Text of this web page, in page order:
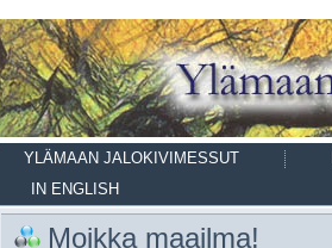
YLÄMAAN JALOKIVIMESSUT
IN ENGLISH
Moikka maailma!